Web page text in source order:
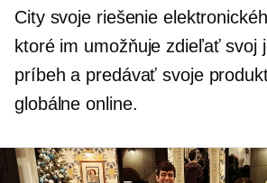
City svoje riešenie
ktoré im umožňuje zdieľať svoj
príbeh a predávať svoje
globálne online.